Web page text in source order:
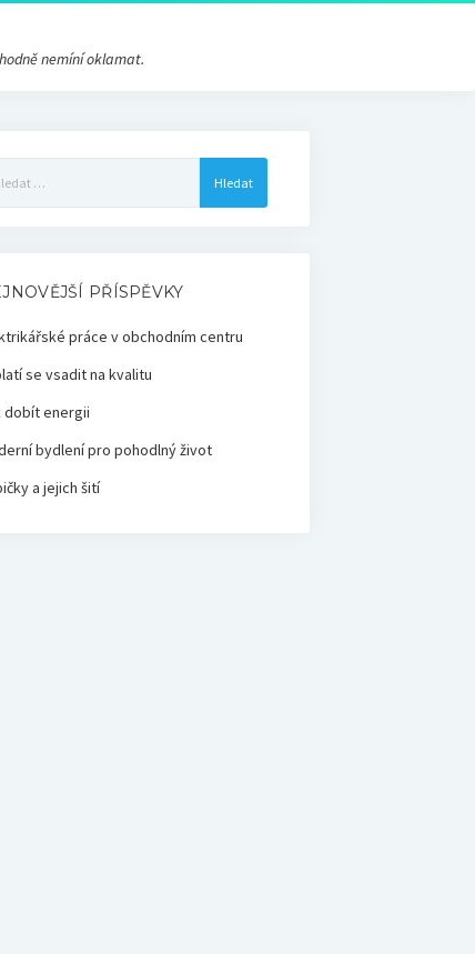
nemíní oklamat.
PŘÍSPĚVKY
práce v obchodním centru
se vsadit na kvalitu
dobít energii
bydlení pro pohodlný život
a jejich šití